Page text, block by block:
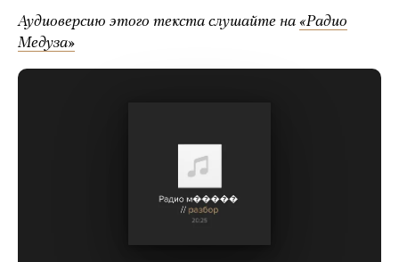
Аудиоверсию этого текста слушайте на «Радио
Медуза»